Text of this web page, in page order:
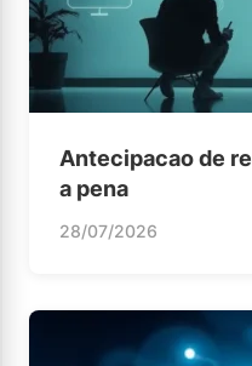
Antecipacao de
a pena
28/07/2026